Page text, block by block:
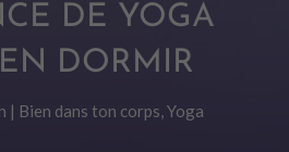
DE YOGA
DORMIR
| Bien dans ton corps,Yoga